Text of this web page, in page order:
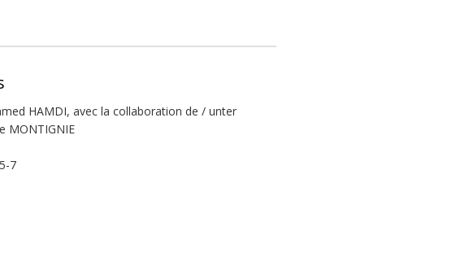
HAMDI, avec la collaboration de / unter
MONTIGNIE
7